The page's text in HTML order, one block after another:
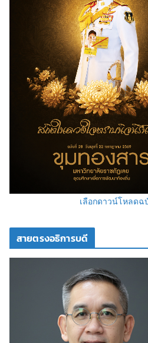
เลือกดาวน์โหลดฉ
สายตรงอธิการบดี